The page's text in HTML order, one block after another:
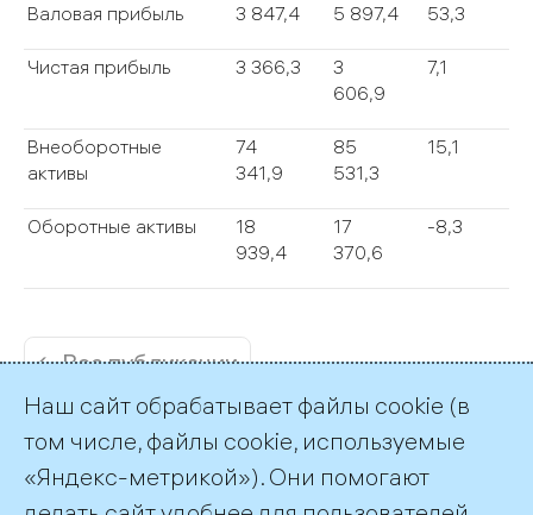
Валовая прибыль 3 847,4 5 897,4 53,3
Чистая прибыль 3 366,3
3
606,9
7,1
Внеоборотные
активы
74
341,9
85
531,3
15,1
Оборотные активы
18
939,4
17
370,6
-8,3
← Все публикации
Наш сайт обрабатывает файлы cookie (в
том числе, файлы cookie, используемые
«Яндекс-метрикой»). Они помогают